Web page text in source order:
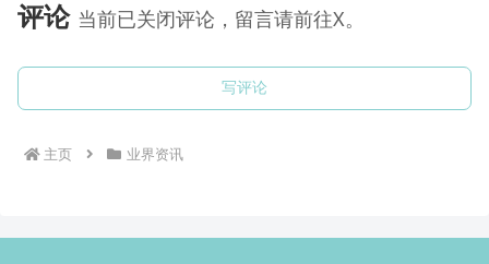
评论 当前已关闭评论，留言请前往X。
写评论
主页 业界资讯